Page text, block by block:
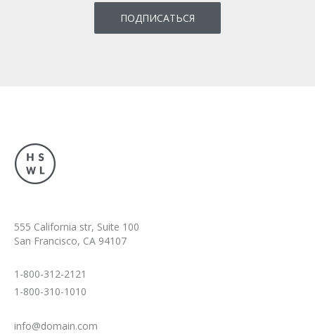
555 California str, Suite 100
San Francisco, CA 94107
1-800-312-2121
1-800-310-1010
info@domain.com